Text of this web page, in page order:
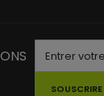
SOUSCRIRE